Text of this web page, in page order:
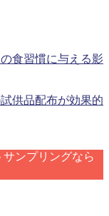
食習慣に与える影
供品配布が効果的
サンプリングなら